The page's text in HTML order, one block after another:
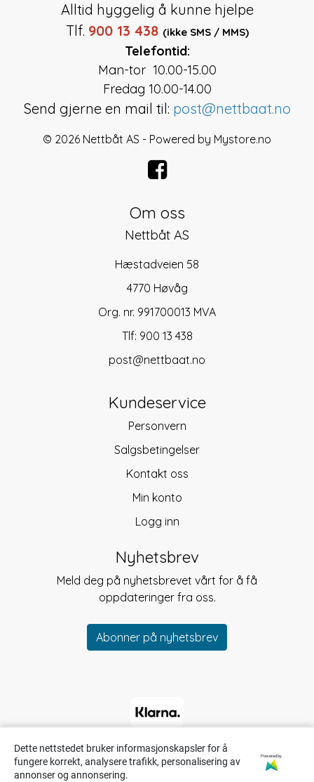
Alltid hyggelig å kunne hjelpe
Tlf. 900 13 438 (ikke SMS / MMS)
Telefontid:
Man-tor 10.00-15.00
Fredag 10.00-14.00
Send gjerne en mail til: post@nettbaat.no
© 2026 Nettbåt AS - Powered by Mystore.no
Om oss
Nettbåt AS
Hæstadveien 58
4770 Høvåg
Org. nr. 991700013 MVA
Tlf: 900 13 438
post@nettbaat.no
Kundeservice
Personvern
Salgsbetingelser
Kontakt oss
Min konto
Logg inn
Nyhetsbrev
Meld deg på nyhetsbrevet vårt for å få
oppdateringer fra oss.
Abonner på nyhetsbrev
Dette nettstedet bruker informasjonskapsler for å
fungere korrekt, analysere trafikk, personalisering av
annonser og annonsering.
Powered by